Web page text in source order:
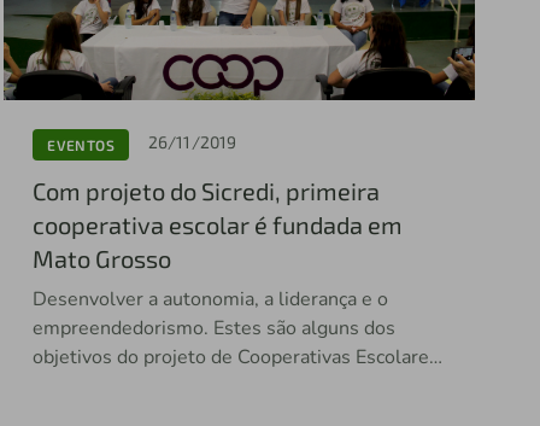
EVENTOS 26/11/2019
Com projeto do Sicredi, primeira
cooperativa escolar é fundada em
Mato Grosso
Desenvolver a autonomia, a liderança e o
empreendedorismo. Estes são alguns dos
objetivos do projeto de Cooperativas Escolares,